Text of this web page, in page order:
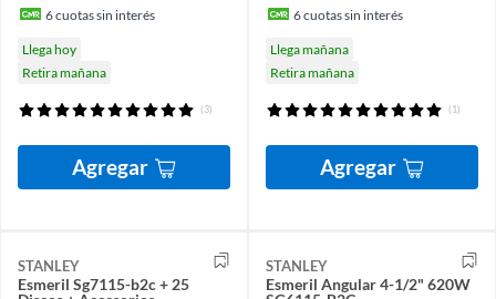
6cuotas sin interés
Llega hoy
Retira mañana
(3)
Agregar
6cuotas sin interés
Llega mañana
Retira mañana
(1)
Agregar
STANLEY
Esmeril Sg7115-b2c + 25
STANLEY
Esmeril Angular 4-1/2" 620W